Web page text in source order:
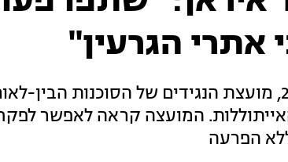
אתרי הגרעין"
לראשונה משנת 2012, מועצת הנגידים של הסוכנות
המועצה קראה לאפשר
הפרעה